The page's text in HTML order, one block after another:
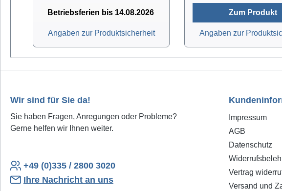
Betriebsferien bis 14.08.2026
Angaben zur Produktsicherheit
Zum Produkt
Angaben zur
Wir sind für Sie da!
Sie haben Fragen, Anregungen oder Probleme?
Gerne helfen wir Ihnen weiter.
+49 (0)335 / 2800 3020
Ihre Nachricht an uns
Impressum
AGB
Datenschutz
Vertrag
Versand und